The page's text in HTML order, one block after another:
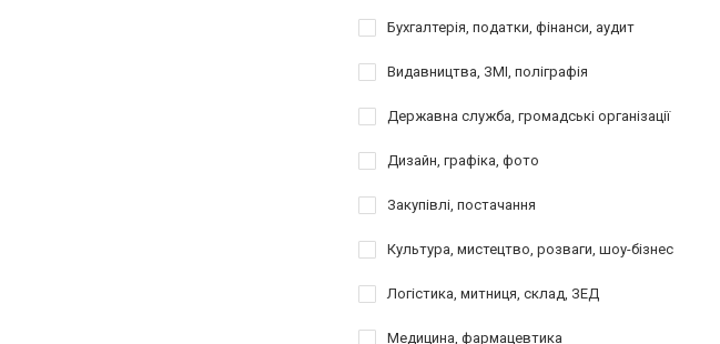
Бухгалтерія, податки, фінанси, аудит
Видавництва, ЗМІ, поліграфія
Державна служба, громадські організації
Дизайн, графіка, фото
Закупівлі, постачання
Культура, мистецтво, розваги, шоу-бізнес
Логістика, митниця, склад, ЗЕД
Медицина, фармацевтика